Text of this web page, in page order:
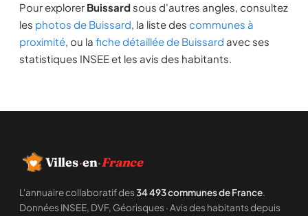
Pour explorer Buissard sous d'autres angles, consultez
les photos de Buissard, la liste des communes à
proximité, ou la fiche détaillée de Buissard avec ses
statistiques INSEE et les avis des habitants.
Villes·en·France
L'annuaire collaboratif des34 493 communes de France.
Données INSEE, DVF, Géorisques · Avis des habitants depuis